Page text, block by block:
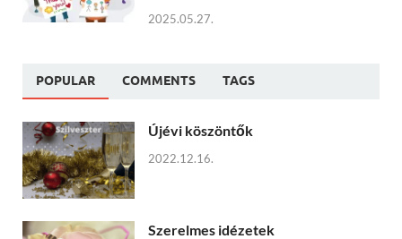
2025.05.27.
POPULAR COMMENTS TAGS
Újévi köszöntők
2022.12.16.
Szerelmes idézetek